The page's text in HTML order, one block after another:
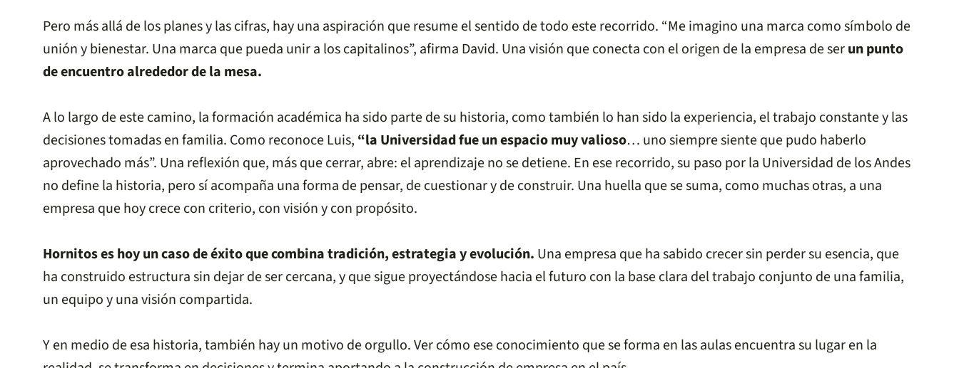
Pero más allá de los planes y las cifras, hay una aspiración que resume el sentido de todo este recorrido. “Me imagino una marca como símbolo de
unión y bienestar. Una marca que pueda unir a los capitalinos”, afirma David. Una visión que conecta con el origen de la empresa de serun punto
de encuentro alrededor de la mesa.
A lo largo de este camino, la formación académica ha sido parte de su historia, como también lo han sido la experiencia, el trabajo constante y las
decisiones tomadas en familia. Como reconoce Luis, “la Universidad fue un espacio muy valioso… uno siempre siente que pudo haberlo
aprovechado más”. Una reflexión que, más que cerrar, abre: el aprendizaje no se detiene. En ese recorrido, su paso por la Universidad de los Andes
no define la historia, pero sí acompaña una forma de pensar, de cuestionar y de construir. Una huella que se suma, como muchas otras, a una
empresa que hoy crece con criterio, con visión y con propósito.
Hornitos es hoy un caso de éxito que combina tradición, estrategia y evolución. Una empresa que ha sabido crecer sin perder su esencia, que
ha construido estructura sin dejar de ser cercana, y que sigue proyectándose hacia el futuro con la base clara del trabajo conjunto de una familia,
un equipo y una visión compartida.
Y en medio de esa historia, también hay un motivo de orgullo. Ver cómo ese conocimiento que se forma en las aulas encuentra su lugar en la